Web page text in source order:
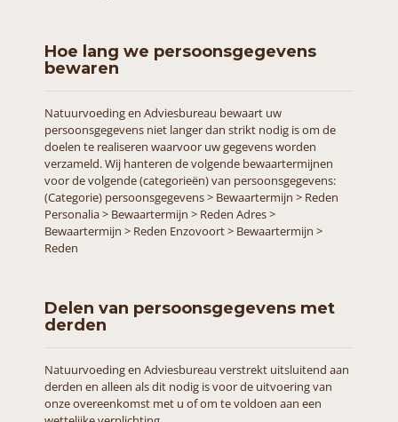
Hoe lang we persoonsgegevens
bewaren
Natuurvoeding en Adviesbureau bewaart uw
persoonsgegevens niet langer dan strikt nodig is om de
doelen te realiseren waarvoor uw gegevens worden
verzameld. Wij hanteren de volgende bewaartermijnen
voor de volgende (categorieën) van persoonsgegevens:
(Categorie) persoonsgegevens > Bewaartermijn > Reden
Personalia > Bewaartermijn > Reden Adres >
Bewaartermijn > Reden Enzovoort > Bewaartermijn >
Reden
Delen van persoonsgegevens met
derden
Natuurvoeding en Adviesbureau verstrekt uitsluitend aan
derden en alleen als dit nodig is voor de uitvoering van
onze overeenkomst met u of om te voldoen aan een